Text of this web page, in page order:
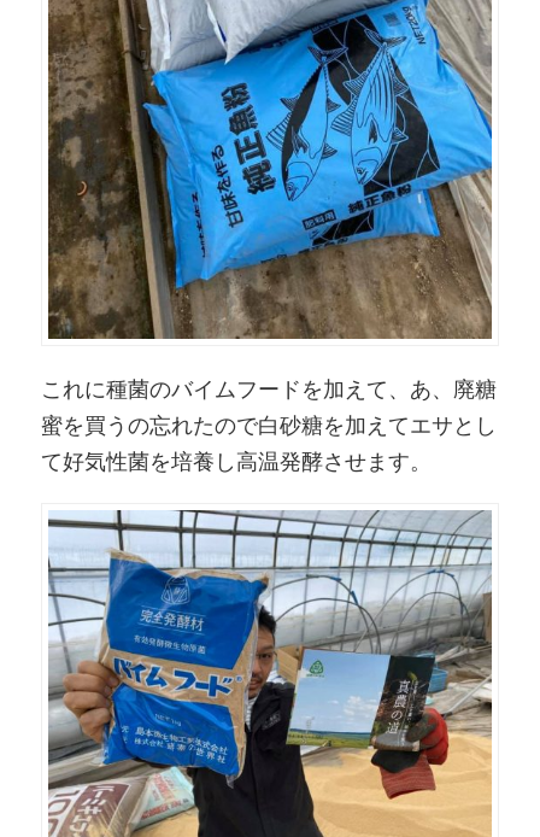
これに種菌のバイムフードを加えて、あ、廃糖
蜜を買うの忘れたので白砂糖を加えてエサとし
て好気性菌を培養し高温発酵させます。